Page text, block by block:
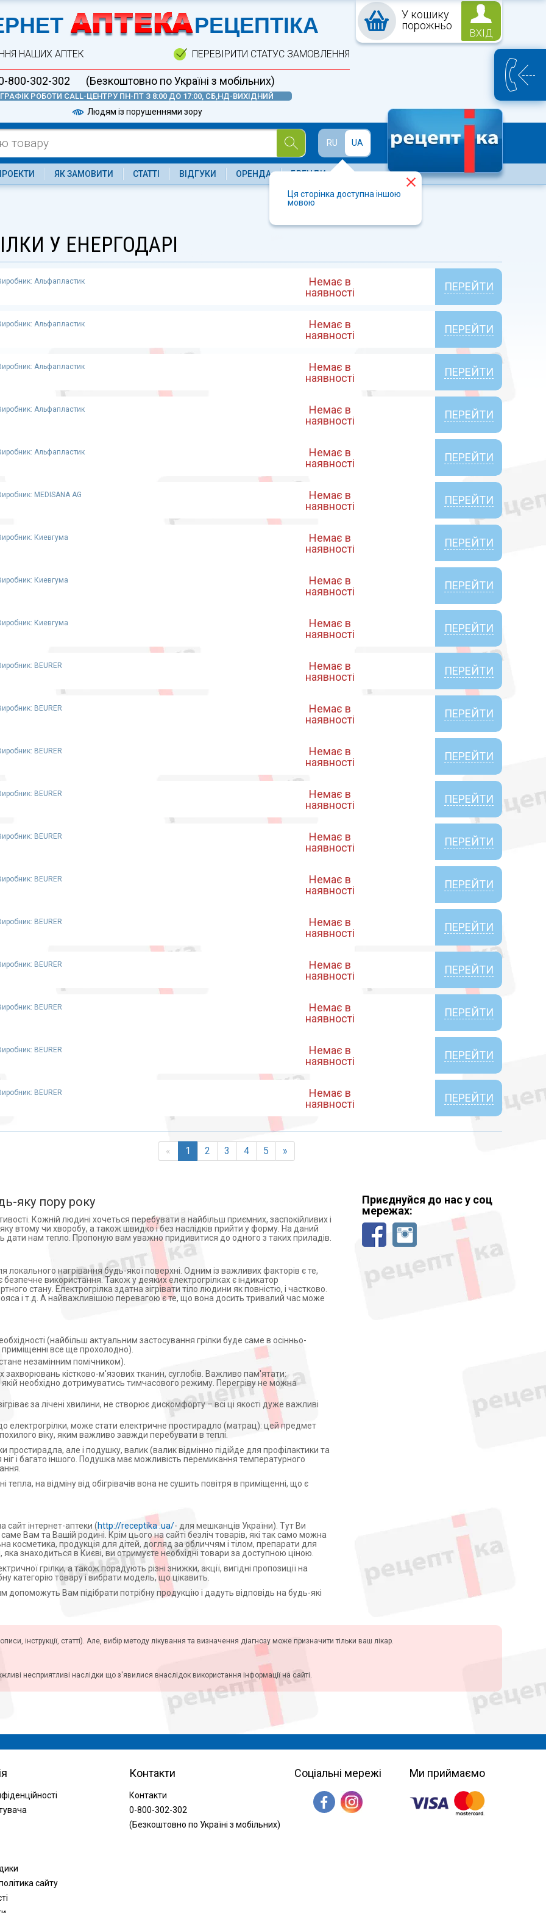
У кошику
порожньо
ВХІД
АПТЕКА
РЕЦЕПТІКА
НАШИХ АПТЕК ПЕРЕВІРИТИ СТАТУС ЗАМОВЛЕННЯ
800-302-302 (Безкоштовно по Україні з мобільних)
ГРАФІК РОБОТИ CALL-ЦЕНТРУ ПН-ПТ З 8:00 ДО 17:00, СБ,НД-ВИХІДНИЙ
Людям із порушеннями зору
RU UA
Ця сторінка доступна іншою
мовою
ЯК ЗАМОВИТИ СТАТТІ ВІДГУКИ ОРЕНДА БРЕНДИ
У ЕНЕРГОДАРІ
Альфапластик
Немає в
наявності
ПЕРЕЙТИ
Альфапластик
Немає в
наявності
ПЕРЕЙТИ
Альфапластик
Немає в
наявності
ПЕРЕЙТИ
Альфапластик
Немає в
наявності
ПЕРЕЙТИ
Альфапластик
Немає в
наявності
ПЕРЕЙТИ
MEDISANA AG
Немає в
наявності
ПЕРЕЙТИ
Киевгума
Немає в
наявності
ПЕРЕЙТИ
Киевгума
Немає в
наявності
ПЕРЕЙТИ
Киевгума
Немає в
наявності
ПЕРЕЙТИ
BEURER
Немає в
наявності
ПЕРЕЙТИ
BEURER
Немає в
наявності
ПЕРЕЙТИ
BEURER
Немає в
наявності
ПЕРЕЙТИ
BEURER
Немає в
наявності
ПЕРЕЙТИ
BEURER
Немає в
наявності
ПЕРЕЙТИ
BEURER
Немає в
наявності
ПЕРЕЙТИ
BEURER
Немає в
наявності
ПЕРЕЙТИ
BEURER
Немає в
наявності
ПЕРЕЙТИ
BEURER
Немає в
наявності
ПЕРЕЙТИ
BEURER
Немає в
наявності
ПЕРЕЙТИ
BEURER
Немає в
наявності
ПЕРЕЙТИ
« 1 2 3 4 5 »
яку пору року
Кожній людині хочеться перебувати в найбільш приємних, заспокійливих і
втому чи хворобу, а також швидко і без наслідків прийти у форму. На даний
дати нам тепло. Пропоную вам уважно придивитися до одного з таких приладів.
нагрівання будь-якої поверхні. Одним із важливих факторів є те,
використання. Також у деяких електрогрілках є індикатор
стану. Електрогрілка здатна зігрівати тіло людини як повністю, і частково.
і т.д. А найважливішою перевагою є те, що вона досить тривалий час може
(найбільш актуальним застосування грілки буде саме в осінньо-
все ще прохолодно).
незамінним помічником).
захворювань кістково-м'язових тканин, суглобів. Важливо пам'ятати:
необхідно дотримуватись тимчасового режиму. Перегріву не можна
за лічені хвилини, не створює дискомфорту – всі ці якості дуже важливі
може стати електричне простирадло (матрац): цей предмет
віку, яким важливо завжди перебувати в теплі.
але і подушку, валик (валик відмінно підійде для профілактики та
і багато іншого. Подушка має можливість перемикання температурного
на відміну від обігрівачів вона не сушить повітря в приміщенні, що є
сайт інтернет-аптеки (http://receptika .ua/- для мешканців України). Тут Ви
Вам та Вашій родині. Крім цього на сайті безліч товарів, які так само можна
косметика, продукція для дітей, догляд за обличчям і тілом, препарати для
знаходиться в Києві, ви отримуєте необхідні товари за доступною ціною.
грілки, а також порадують різні знижки, акції, вигідні пропозиції на
категорію товару і вибрати модель, що цікавить.
допоможуть Вам підібрати потрібну продукцію і дадуть відповідь на будь-які
Приєднуйся до нас у соц
мережах:
інструкції, статті). Але, вибір методу лікування та визначення діагнозу може призначити тільки ваш лікар.
несприятливі наслідки що з'явилися внаслідок використання інформації на сайті.
сайту
Контакти
Контакти
0-800-302-302
(Безкоштовно по Україні з мобільних)
Соціальні мережі Ми приймаємо